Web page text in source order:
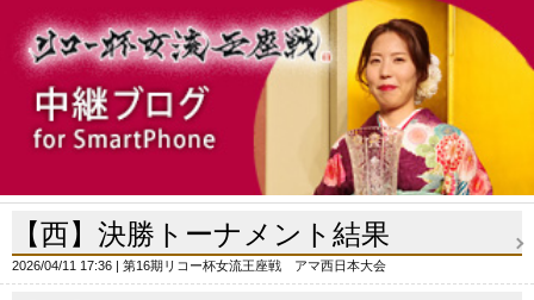
【西】決勝トーナメント結果
2026/04/11 17:36 第16期リコー杯女流王座戦 アマ西日本大会